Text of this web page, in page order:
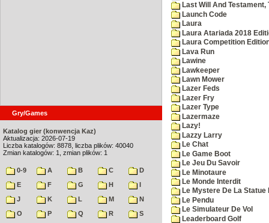
Gry/Games
Katalog gier (konwencja Kaz)
Aktualizacja: 2026-07-19
Liczba katalogów: 8878, liczba plików: 40040
Zmian katalogów: 1, zmian plików: 1
0-9 A B C
D
E
F G H
I
J
K L M
N
O
P Q R
S
Last Will And Testament,
Launch Code
Laura
Laura Atariada 2018
Laura Competition
Lava Run
Lawine
Lawkeeper
Lawn Mower
Lazer Feds
Lazer Fry
Lazer Type
Lazermaze
Lazy!
Lazzy Larry
Le Chat
Le Game Boot
Le Jeu Du Savoir
Le Minotaure
Le Monde Interdit
Le Mystere De La Statue
Le Pendu
Le Simulateur De Vol
Leaderboard Golf